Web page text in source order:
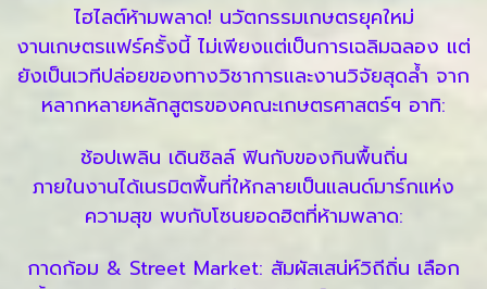
ไฮไลต์ห้ามพลาด! นวัตกรรมเกษตรยุคใหม่
งานเกษตรแฟร์ครั้งนี้ ไม่เพียงแต่เป็นการเฉลิมฉลอง แต่
ยังเป็นเวทีปล่อยของทางวิชาการและงานวิจัยสุดล้ำ จาก
หลากหลายหลักสูตรของคณะเกษตรศาสตร์ฯ อาทิ:
ช้อปเพลิน เดินชิลล์ ฟินกับของกินพื้นถิ่น
ภายในงานได้เนรมิตพื้นที่ให้กลายเป็นแลนด์มาร์กแห่ง
ความสุข พบกับโซนยอดฮิตที่ห้ามพลาด:
กาดก้อม & Street Market: สัมผัสเสน่ห์วิถีถิ่น เลือก